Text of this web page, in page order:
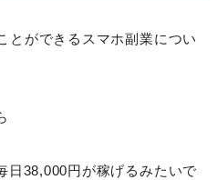
とができるスマホ副業につい
日38,000円が稼げるみたいで